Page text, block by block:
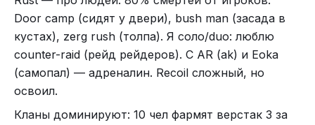
Door camp (сидят у двери), bush man (засада в
кустах), zerg rush (толпа). Я соло/duo: люблю
counter-raid (рейд рейдеров). С AR (ak) и Eoka
(самопал) — адреналин. Recoil сложный, но
освоил.
Кланы доминируют: 10 чел фармят верстак 3 за